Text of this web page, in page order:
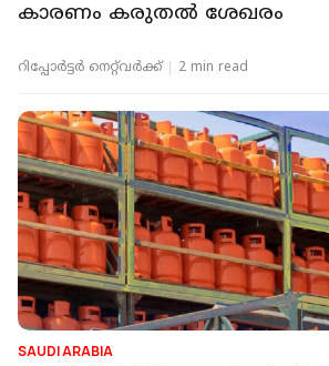
കാരണം കരുതല്‍ ശേഖരം
റിപ്പോർട്ടർ നെറ്റ്‌വര്‍ക്ക്‌ 2 min read
SAUDI ARABIA